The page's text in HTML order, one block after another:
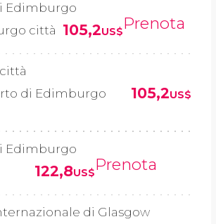
Edimburgo
città
105,2US$Prenota
di Edimburgo
105,2US$
Edimburgo
122,8US$Prenota
di Glasgow